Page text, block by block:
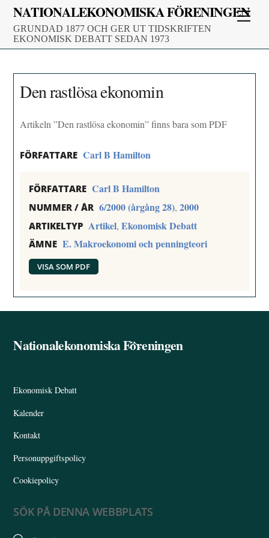
Skip
content
NATIONALEKONOMISKA FÖRENINGEN
GRUNDAD 1877 OCH GER UT TIDSKRIFTEN
EKONOMISK DEBATT SEDAN 1973
Den rastlösa ekonomin
Artikeln ”Den rastlösa ekonomin” finns bara som PDF
FÖRFATTARE Carl B Hamilton
FÖRFATTARE Carl B Hamilton
NUMMER / ÅR 6/2000 (årgång 28),2000
ARTIKELTYP Artikel,Ekonomisk Debatt
ÄMNE E. Makroekonomi och penningteori
VISA SOM PDF
Back
Nationalekonomiska Föreningen
Ekonomisk Debatt
Kalender
Kontakt
Personuppgiftspolicy
Cookiepolicy
SÖK PÅ DENNA WEBBPLATS